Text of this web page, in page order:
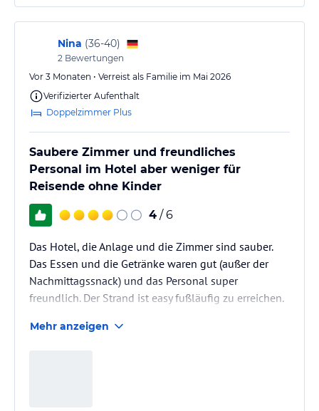
Nina (36-40)
2 Bewertungen
Vor 3 Monaten • Verreist als Familie im Mai 2026
Verifizierter Aufenthalt
Doppelzimmer Plus
Saubere Zimmer und freundliches
Personal im Hotel aber weniger für
Reisende ohne Kinder
4 / 6
Das Hotel, die Anlage und die Zimmer sind sauber.
Das Essen und die Getränke waren gut (außer der
Nachmittagssnack) und das Personal super
freundlich. Der Strand ist easy fußläufig zu erreichen.
würde ich dieses Hotel allerdings nicht empfehlen.
Mehr anzeigen